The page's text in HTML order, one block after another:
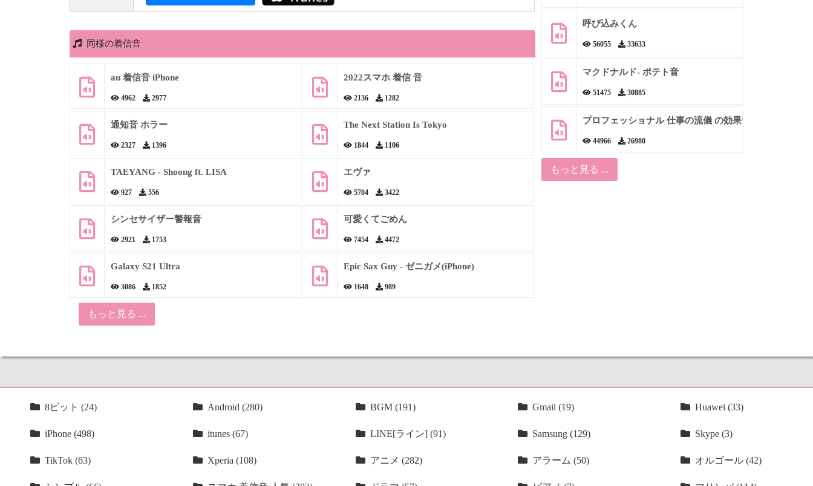
同様の着信音
au 着信音 iPhone
4962 2977
2022スマホ 着信 音
2136 1282
通知音 ホラー
2327 1396
The Next Station Is Tokyo
1844 1106
TAEYANG - Shoong ft. LISA
927 556
エヴァ
5704 3422
シンセサイザー警報音
2921 1753
可愛くてごめん
7454 4472
Galaxy S21 Ultra
3086 1852
Epic Sax Guy - ゼニガメ(iPhone)
1648 989
もっと見る ...
呼び込みくん
56055 33633
マクドナルド- ポテト音
51475 30885
プロフェッショナル 仕事の流儀 の効果音
44966 26980
もっと見る ...
8ビット (24) Android (280) BGM (191) Gmail (19) Huawei (33)
iPhone (498) itunes (67) LINE[ライン] (91) Samsung (129) Skype (3)
TikTok (63) Xperia (108) アニメ (282) アラーム (50) オルゴール (42)